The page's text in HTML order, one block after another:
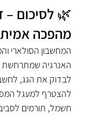
🌿 לסיכום
מהפכה
המחשבון הסולארי
האנרגיה שמתרחשת
לבדוק את הגג,
להצטרף למעגל
חשמל, תורמים